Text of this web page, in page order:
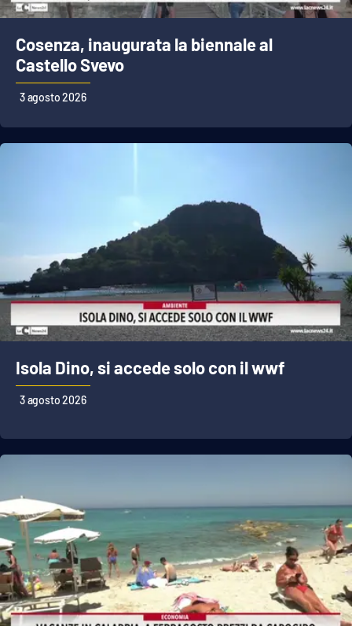
Cosenza, inaugurata la biennale al
Castello Svevo
3 agosto 2026
Isola Dino, si accede solo con il wwf
3 agosto 2026